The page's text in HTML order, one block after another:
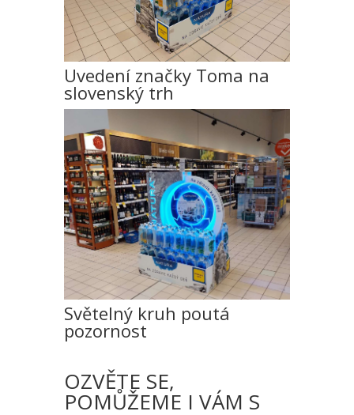
Uvedení značky Toma na
slovenský trh
Světelný kruh poutá
pozornost
OZVĚTE SE,
POMŮŽEME I VÁM S